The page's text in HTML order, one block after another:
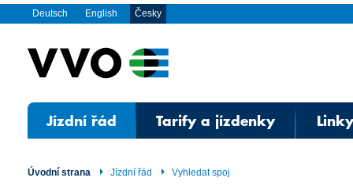
Deutsch English Česky
Jízdní řád Tarify a jízdenky
Úvodní strana Jízdní řád Vyhledat spoj